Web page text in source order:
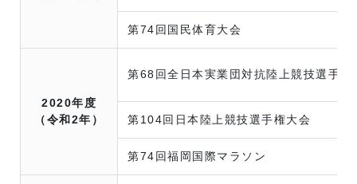
第74回国民体育大会
2020年度
（令和2年）
第68回全日本実業団対抗陸上競技選手権
第104回日本陸上競技選手権大会
第74回福岡国際マラソン